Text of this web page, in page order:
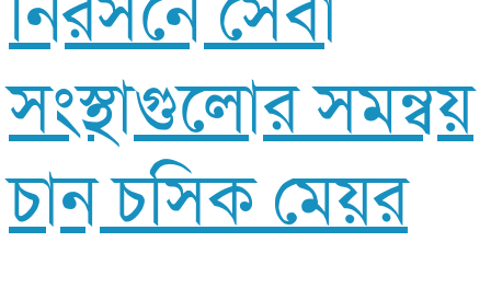
সংস্থাগুলোর সমন্বয়
চান চসিক মেয়র